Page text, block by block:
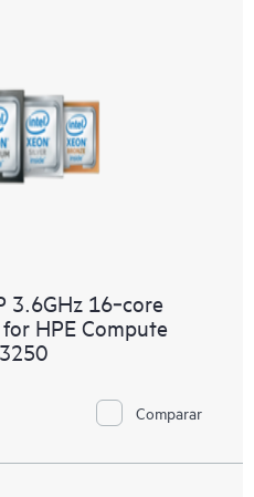
3.6GHz 16‑core
HPE Compute
Comparar